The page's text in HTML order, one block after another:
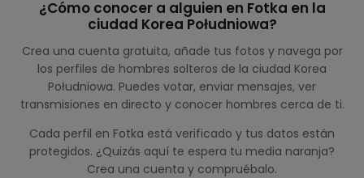
¿Cómo conocer a alguien en Fotka en la
ciudad Korea Południowa?
Crea una cuenta gratuita, añade tus fotos y navega por
los perfiles de hombres solteros de la ciudad Korea
Południowa. Puedes votar, enviar mensajes, ver
transmisiones en directo y conocer hombres cerca de ti.
Cada perfil en Fotka está verificado y tus datos están
protegidos. ¿Quizás aquí te espera tu media naranja?
Crea una cuenta y compruébalo.